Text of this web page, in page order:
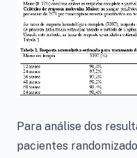
Para análise dos
pacientes